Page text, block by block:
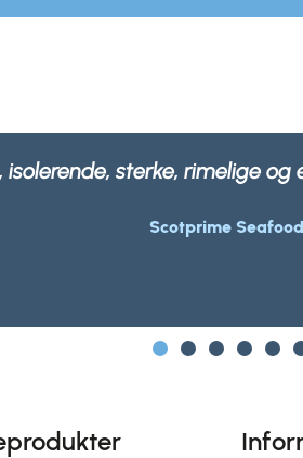
vår ikke bare er sterk og
Morrisons